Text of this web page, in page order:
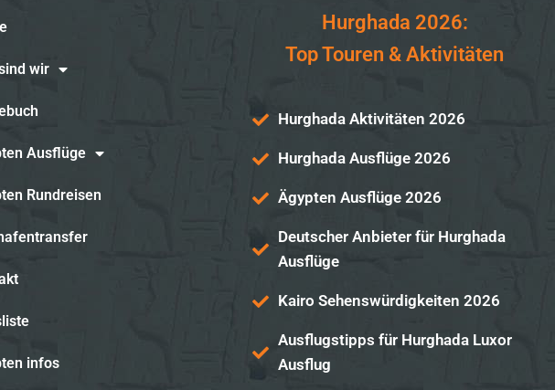
wir
Ausflüge
Rundreisen
infos
Hurghada 2026:
Top Touren & Aktivitäten
Hurghada Aktivitäten 2026
Hurghada Ausflüge 2026
Ägypten Ausflüge 2026
Deutscher Anbieter für Hurghada
Ausflüge
Kairo Sehenswürdigkeiten 2026
Ausflugstipps für Hurghada Luxor
Ausflug